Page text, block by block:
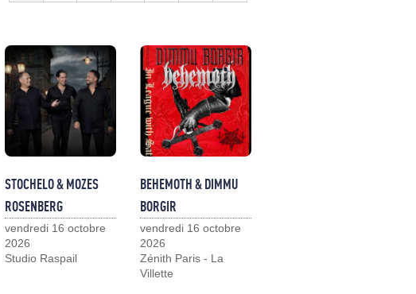
STOCHELO & MOZES
ROSENBERG
vendredi 16 octobre
2026
Studio Raspail
BEHEMOTH & DIMMU
BORGIR
vendredi 16 octobre
2026
Zénith Paris - La
Villette